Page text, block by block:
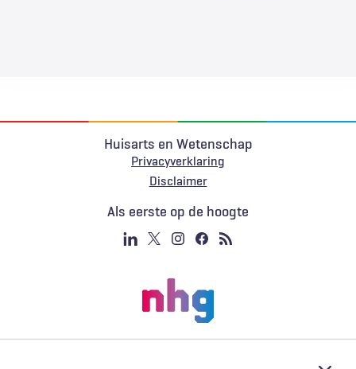
Huisarts en Wetenschap
Privacyverklaring
Voet
Disclaimer
Als eerste op de hoogte